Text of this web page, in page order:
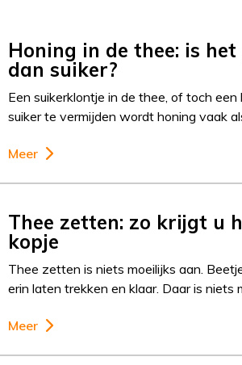
Honing in de thee: is
dan suiker?
Een suikerklontje in de thee, of toch een
suiker te vermijden wordt honing vaak
Meer
Thee zetten: zo krijgt u
kopje
Thee zetten is niets moeilijks aan.
erin laten trekken en klaar. Daar is niets
Meer